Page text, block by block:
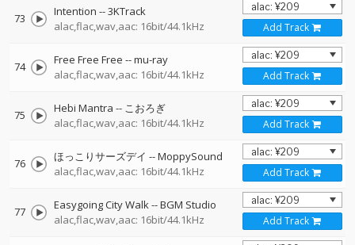
73 Intention --3KTrack
alac,flac,wav,aac: 16bit/44.1kHz
Add Track
74 Free Free Free --mu-ray
alac,flac,wav,aac: 16bit/44.1kHz
Add Track
75 Hebi Mantra -- こおろぎ
alac,flac,wav,aac: 16bit/44.1kHz
Add Track
76 ほっこりサーズデイ --MoppySound
alac,flac,wav,aac: 16bit/44.1kHz
Add Track
77 Easygoing City Walk--BGM Studio
alac,flac,wav,aac: 16bit/44.1kHz
Add Track